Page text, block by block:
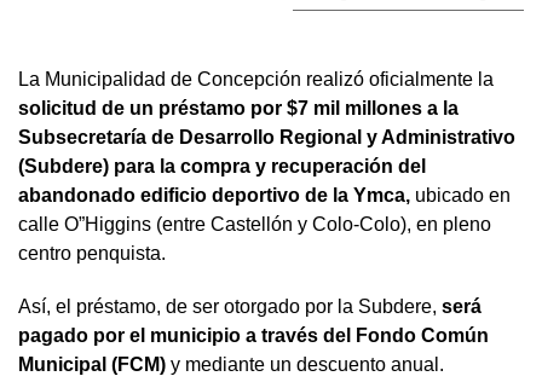
La Municipalidad de Concepción realizó oficialmente la
solicitud de un préstamo por $7 mil millones a la
Subsecretaría de Desarrollo Regional y Administrativo
(Subdere) para la compra y recuperación del
abandonado edificio deportivo de la Ymca, ubicado en
calle O”Higgins (entre Castellón y Colo-Colo), en pleno
centro penquista.
Así, el préstamo, de ser otorgado por la Subdere, será
pagado por el municipio a través del Fondo Común
Municipal (FCM) y mediante un descuento anual.